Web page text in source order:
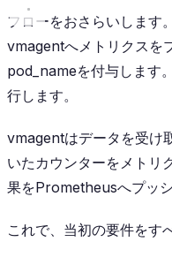
フローをおさらいします
vmagentへメトリクスを
pod_nameを付与します
行します。
vmagentはデータを受け
いたカウンターをメトリ
果をPrometheusへプッシ
これで、当初の要件をす